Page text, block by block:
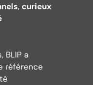
, curieux
BLIP a
référence